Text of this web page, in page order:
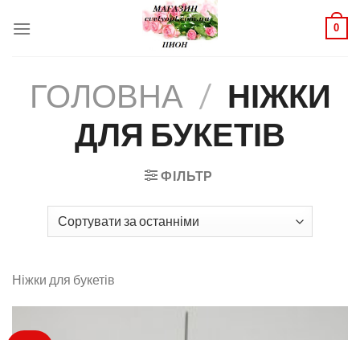
0
ГОЛОВНА / НІЖКИ
ДЛЯ БУКЕТІВ
ФІЛЬТР
Ніжки для букетів